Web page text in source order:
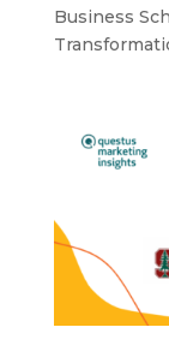
Business